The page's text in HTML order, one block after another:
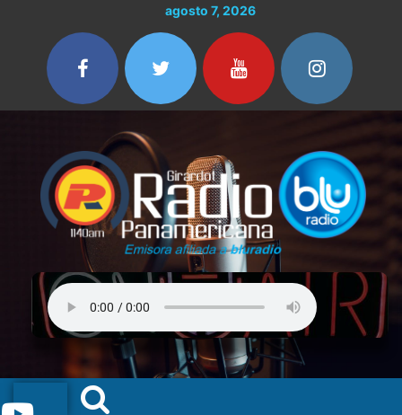
contenido
agosto 7, 2026